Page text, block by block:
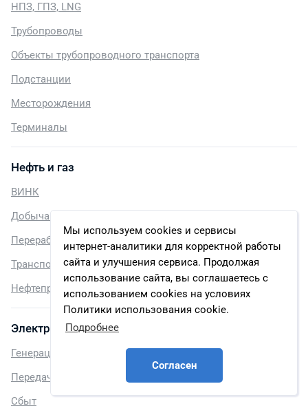
Мы используем cookies и сервисы
интернет-аналитики для корректной работы
сайта и улучшения сервиса. Продолжая
использование сайта, вы соглашаетесь с
использованием cookies на условиях
Политики использования cookie.
Подробнее
Согласен
НПЗ, ГПЗ, LNG
Трубопроводы
Объекты трубопроводного транспорта
Подстанции
Месторождения
Терминалы
Нефть и газ
ВИНК
Добыча и разведка
Переработка
Транспортировка
Нефтепродукты
Электроэнергетика
Генерация
Передача и распределение
Сбыт